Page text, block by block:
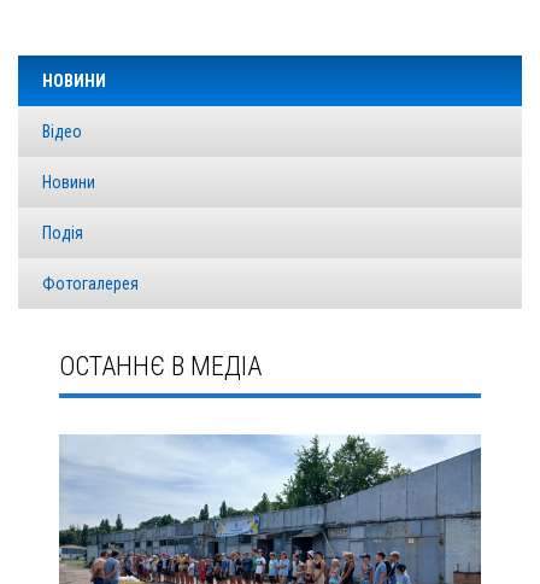
НОВИНИ
Відео
Новини
Подія
Фотогалерея
ОСТАННЄ В МЕДІА